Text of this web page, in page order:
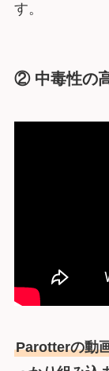
す。
② 中毒性の
Parotterの動